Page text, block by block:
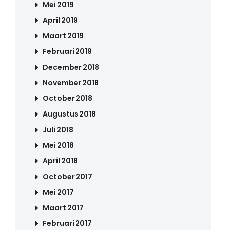
Mei 2019
April 2019
Maart 2019
Februari 2019
December 2018
November 2018
October 2018
Augustus 2018
Juli 2018
Mei 2018
April 2018
October 2017
Mei 2017
Maart 2017
Februari 2017